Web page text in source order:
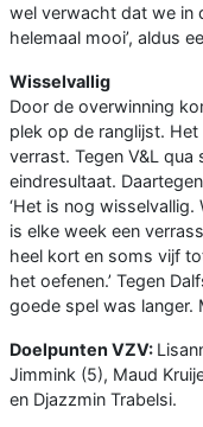
wel verwacht dat we in
helemaal mooi’, aldus
Wisselvallig
Door de overwinning
plek op de ranglijst.
verrast. Tegen V&L
eindresultaat.
‘Het is nog
is elke week een
heel kort en soms vijf
het oefenen.’ Tegen
goede spel was langer.
Doelpunten VZV:
Jimmink (5), Maud
en Djazzmin Trabelsi.